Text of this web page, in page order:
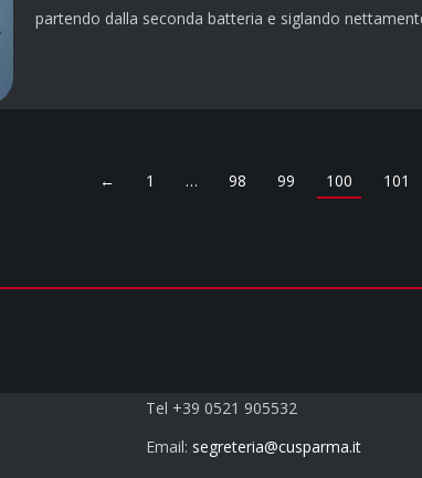
partendo dalla seconda batteria e siglando
← 1 … 98 99 100 101
Tel +39 0521 905532
Email: segreteria@cusparma.it